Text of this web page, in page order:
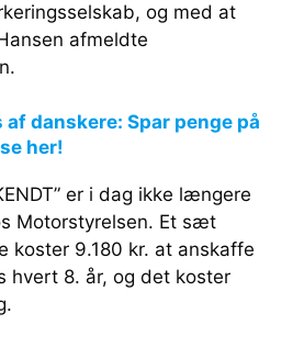
og med at
afmeldte
danskere: Spar penge på
her!
er i dag ikke længere
Motorstyrelsen. Et sæt
koster 9.180 kr. at anskaffe
hvert 8. år, og det koster